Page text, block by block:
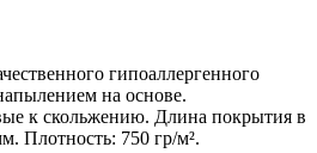
гипоаллергенного
на основе.
к скольжению. Длина покрытия в
Плотность: 750 гр/м².